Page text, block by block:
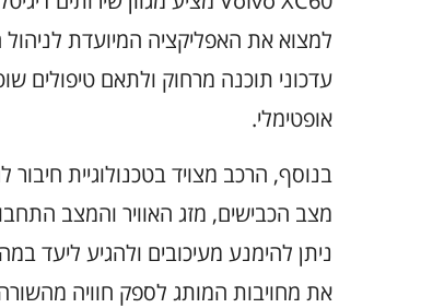
למצוא את האפליקציה המיועדת
עדכוני תוכנה מרחוק ולתאם טיפולים
אופטימלי.
בנוסף, הרכב מצויד בטכנולוגיית
מצב הכבישים, מזג האוויר והמצב
ניתן להימנע מעיכובים ולהגיע ליעד
את מחויבות המותג לספק חוויה